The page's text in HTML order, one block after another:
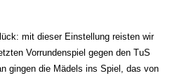
mit dieser Einstellung reisten wir
Vorrundenspiel gegen den TuS
gingen die Mädels ins Spiel, das von